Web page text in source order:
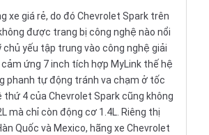
xe giá rẻ, do đó Chevrolet Spark trên
được trang bị công nghệ nào nổi
chủ yếu tập trung vào công nghệ giải
ứng 7 inch tích hợp MyLink thế hệ
phanh tự động tránh va chạm ở tốc
thứ 4 của Chevrolet Spark cũng không
mà chỉ còn động cơ 1.4L. Riêng thị
Quốc và Mexico, hãng xe Chevrolet